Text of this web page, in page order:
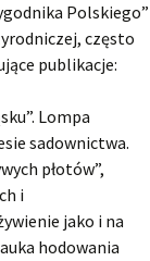
Polskiego”
często
publikacje:
Lompa
sadownictwa.
płotów”,
i
jako i na
hodowania